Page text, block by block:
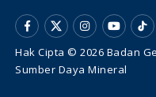
Hak Cipta © 2026 Badan
Sumber Daya Mineral